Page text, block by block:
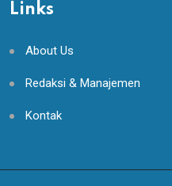
Links
About Us
Redaksi & Manajemen
Kontak